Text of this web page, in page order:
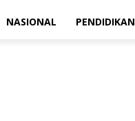
NASIONAL PENDIDIKAN